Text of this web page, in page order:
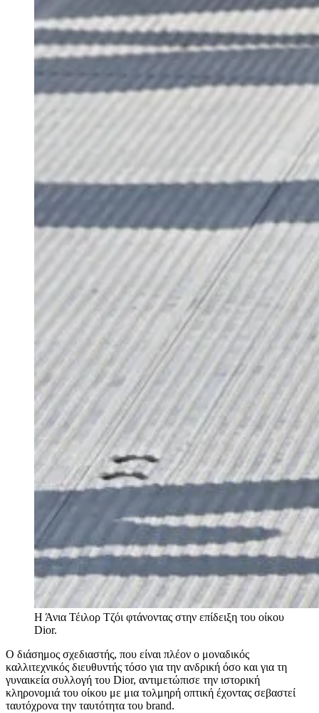
Η Άνια Τέιλορ Τζόι φτάνοντας στην επίδειξη του οίκου
Dior.
Ο διάσημος σχεδιαστής, που είναι πλέον ο μοναδικός
καλλιτεχνικός διευθυντής τόσο για την ανδρική όσο και για τη
γυναικεία συλλογή του Dior, αντιμετώπισε την ιστορική
κληρονομιά του οίκου με μια τολμηρή οπτική έχοντας σεβαστεί
ταυτόχρονα την ταυτότητα του brand.